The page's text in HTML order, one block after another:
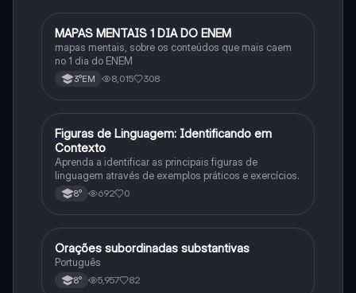
Português
MAPAS MENTAIS 1 DIA DO ENEM
mapas mentais, sobre os conteúdos que mais caem
no 1 dia do ENEM
3°EM 8,015 308
FPortuguês
Figuras de Linguagem: Identificando em
Contexto
Aprenda a identificar as principais figuras de
linguagem através de exemplos práticos e exercícios.
8° 692 0
Português
Orações subordinadas substantivas
Português
8° 5,957 82